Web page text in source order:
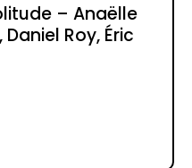
– Anaëlle
Roy, Éric